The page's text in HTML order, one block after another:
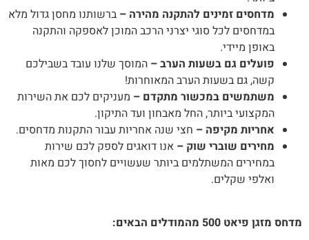
מדחסים זמינים להתקנה מהירה –ברשותנו מחסן גדול מלא
במדחסים לכל סוגי יצרני הרכב המוכן לאספקה והתקנה
באופן מיידי.
פועלים גם בשעות הערב –המוסך שלנו עובד בשבילכם
קשה, גם בשעות הערב המאוחרות!
משתמשים במכשור מתקדם –מעניקים לכם את השירות
המקצועי ביותר, החל מאבחון ועד התיקון.
אחריות מקיפה –חצי שנה אחריות עבור התקנות מדחסים.
מחירים שוברי שוק –אנו דואגים לספק לכם שירות
במחירים המשתלמים ביותר שעשויים לחסוך לכם מאות
ואלפי שקלים.
מזגן פיאט 500 מהמודלים הבאים: